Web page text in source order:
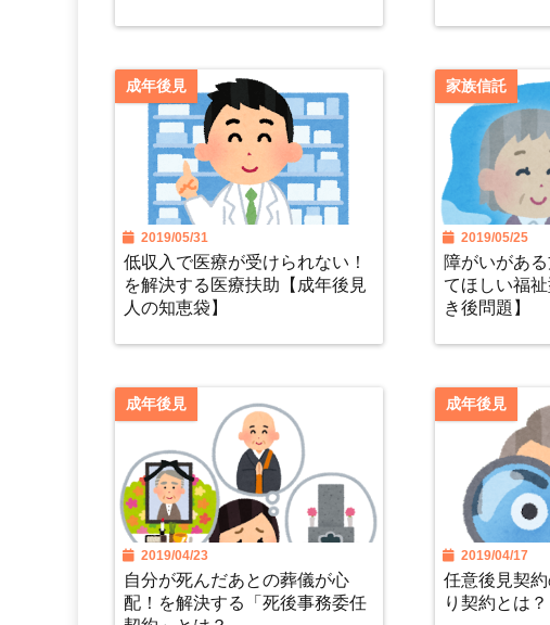
成年後見
2019/05/31
低収入で医療が受けられない！
を解決する医療扶助【成年後見
人の知恵袋】
家族信託
2019/05/25
障がいがあ
てほしい福
き後問題】
成年後見
2019/04/23
自分が死んだあとの葬儀が心
配！を解決する「死後事務委任
成年後見
2019/04/17
任意後見契
り契約とは？